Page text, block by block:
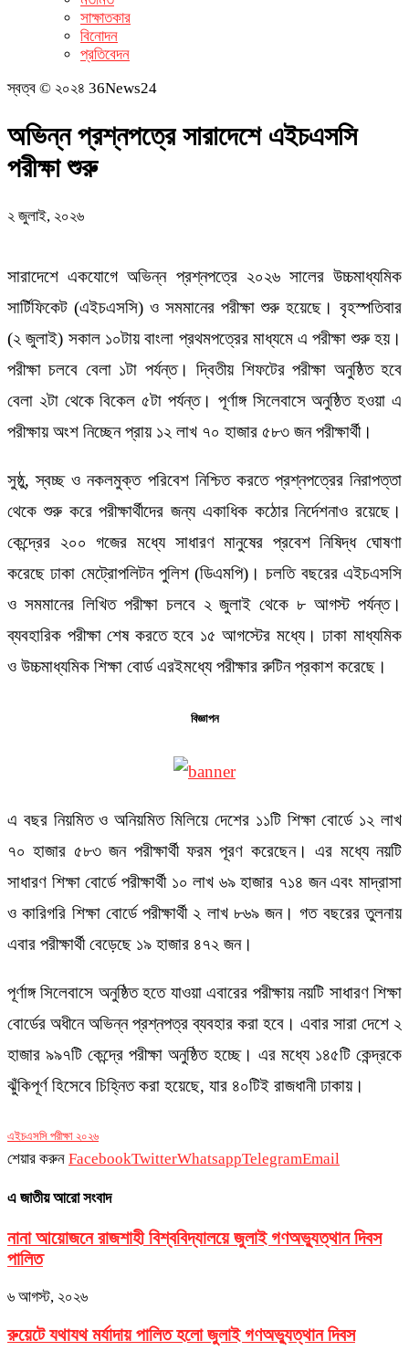
সাক্ষাতকার
বিনোদন
প্রতিবেদন
স্বত্ব © ২০২৪ 36News24
অভিন্ন প্রশ্নপত্রে সারাদেশে এইচএসসি
পরীক্ষা শুরু
২ জুলাই, ২০২৬
সারাদেশে একযোগে অভিন্ন প্রশ্নপত্রে ২০২৬ সালের উচ্চমাধ্যমিক
সার্টিফিকেট (এইচএসসি) ও সমমানের পরীক্ষা শুরু হয়েছে। বৃহস্পতিবার
(২ জুলাই) সকাল ১০টায় বাংলা প্রথমপত্রের মাধ্যমে এ পরীক্ষা শুরু হয়।
পরীক্ষা চলবে বেলা ১টা পর্যন্ত। দ্বিতীয় শিফটের পরীক্ষা অনুষ্ঠিত হবে
বেলা ২টা থেকে বিকেল ৫টা পর্যন্ত। পূর্ণাঙ্গ সিলেবাসে অনুষ্ঠিত হওয়া এ
পরীক্ষায় অংশ নিচ্ছেন প্রায় ১২ লাখ ৭০ হাজার ৫৮৩ জন পরীক্ষার্থী।
সুষ্ঠু, স্বচ্ছ ও নকলমুক্ত পরিবেশ নিশ্চিত করতে প্রশ্নপত্রের নিরাপত্তা
থেকে শুরু করে পরীক্ষার্থীদের জন্য একাধিক কঠোর নির্দেশনাও রয়েছে।
কেন্দ্রের ২০০ গজের মধ্যে সাধারণ মানুষের প্রবেশ নিষিদ্ধ ঘোষণা
করেছে ঢাকা মেট্রোপলিটন পুলিশ (ডিএমপি)। চলতি বছরের এইচএসসি
ও সমমানের লিখিত পরীক্ষা চলবে ২ জুলাই থেকে ৮ আগস্ট পর্যন্ত।
ব্যবহারিক পরীক্ষা শেষ করতে হবে ১৫ আগস্টের মধ্যে। ঢাকা মাধ্যমিক
ও উচ্চমাধ্যমিক শিক্ষা বোর্ড এরইমধ্যে পরীক্ষার রুটিন প্রকাশ করেছে।
বিজ্ঞাপন
এ বছর নিয়মিত ও অনিয়মিত মিলিয়ে দেশের ১১টি শিক্ষা বোর্ডে ১২ লাখ
৭০ হাজার ৫৮৩ জন পরীক্ষার্থী ফরম পূরণ করেছেন। এর মধ্যে নয়টি
সাধারণ শিক্ষা বোর্ডে পরীক্ষার্থী ১০ লাখ ৬৯ হাজার ৭১৪ জন এবং মাদ্রাসা
ও কারিগরি শিক্ষা বোর্ডে পরীক্ষার্থী ২ লাখ ৮৬৯ জন। গত বছরের তুলনায়
এবার পরীক্ষার্থী বেড়েছে ১৯ হাজার ৪৭২ জন।
পূর্ণাঙ্গ সিলেবাসে অনুষ্ঠিত হতে যাওয়া এবারের পরীক্ষায় নয়টি সাধারণ শিক্ষা
বোর্ডের অধীনে অভিন্ন প্রশ্নপত্র ব্যবহার করা হবে। এবার সারা দেশে ২
হাজার ৯৯৭টি কেন্দ্রে পরীক্ষা অনুষ্ঠিত হচ্ছে। এর মধ্যে ১৪৫টি কেন্দ্রকে
ঝুঁকিপূর্ণ হিসেবে চিহ্নিত করা হয়েছে, যার ৪০টিই রাজধানী ঢাকায়।
এইচএসসি পরীক্ষা ২০২৬
শেয়ার করুন FacebookTwitterWhatsappTelegramEmail
এ জাতীয় আরো সংবাদ
নানা আয়োজনে রাজশাহী বিশ্ববিদ্যালয়ে জুলাই গণঅভ্যুত্থান দিবস
পালিত
৬ আগস্ট, ২০২৬
রুয়েটে যথাযথ মর্যাদায় পালিত হলো জুলাই গণঅভ্যুত্থান দিবস